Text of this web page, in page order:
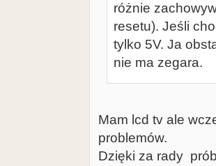
różnie
resetu). Jeśli
tylko 5V. Ja
nie ma zegara.
Mam lcd tv ale
problemów.
Dzięki za rady